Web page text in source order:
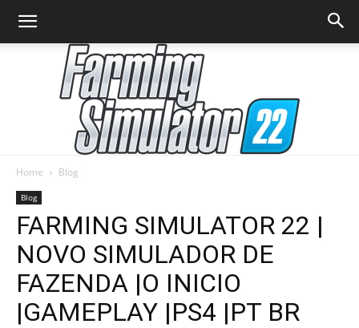
Simulator
Home Blog
Blog
FARMING SIMULATOR 22 |
NOVO SIMULADOR DE
FAZENDA |O INICIO
|GAMEPLAY |PS4 |PT BR